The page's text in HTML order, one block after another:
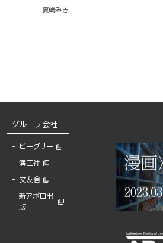
夏嶋みき
グループ会社
ビーグリー
海王社
文友舎
新アポロ出
版